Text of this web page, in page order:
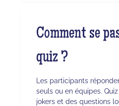
Comment se
quiz ?
Les participants
seuls ou en équipes.
jokers et des questions